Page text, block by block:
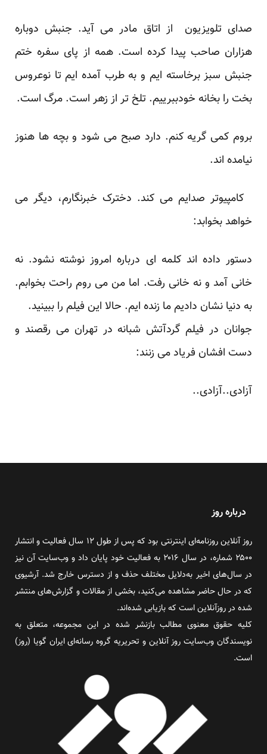
صدای تلویزیون از اتاق مادر می آید. جنبش دوباره
هزاران صاحب پیدا کرده است. همه از پای سفره ختم
جنبش سبز برخاسته ایم و به طرب آمده ایم تا نوعروس
بخت را بخانه خودببرییم. تلخ تر از زهر است. مرگ است.
بروم کمی گریه کنم. دارد صبح می شود و بچه ها هنوز
نیامده اند.
کامپیوتر صدایم می کند. دخترک خبرنگارم، دیگر می
خواهد بخوابد:
دستور داده اند کلمه ای درباره امروز نوشته نشود. نه
خانی آمد و نه خانی رفت. اما من می روم راحت بخوابم.
به دنیا نشان دادیم ما زنده ایم. حالا این فیلم را ببینید.
جوانان در فیلم گردآتش شبانه در تهران می رقصند و
دست افشان فریاد می زنند:
آزادی..آزادی..
درباره روز
روز آنلاین روزنامه‌ای اینترنتی بود که پس از طول ۱۲ سال فعالیت و انتشار
۲۵۰۰ شماره، در سال ۲۰۱۶ به فعالیت خود پایان داد و وب‌سایت آن نیز
در سال‌های اخیر به‌دلایل مختلف حذف و از دسترس خارج شد. آرشیوی
که در حال حاضر مشاهده می‌کنید، بخشی از مقالات و گزارش‌های منتشر
شده در روزآنلاین است که بازیابی شده‌اند.
کلیه حقوق معنوی مطالب بازنشر شده در این مجموعه، متعلق به
نویسندگان وب‌سایت روز آنلاین و تحریریه گروه رسانه‌ای ایران گویا (روز)
است.